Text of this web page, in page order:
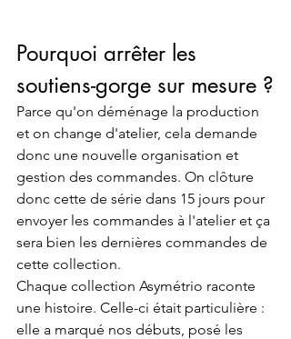
Pourquoi arrêter les
soutiens-gorge sur mesure ?
Parce qu'on déménage la production
et on change d'atelier, cela demande
donc une nouvelle organisation et
gestion des commandes. On clôture
donc cette de série dans 15 jours pour
envoyer les commandes à l'atelier et ça
sera bien les dernières commandes de
cette collection.
Chaque collection Asymétrio raconte
une histoire. Celle-ci était particulière :
elle a marqué nos débuts, posé les